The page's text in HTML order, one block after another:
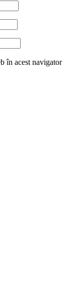
în acest navigator